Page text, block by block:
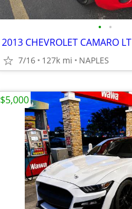
• •
2013 CHEVROLET CAMARO LT
7/16 127k mi NAPLES
$5,000